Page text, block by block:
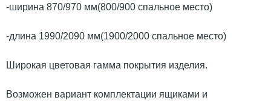
-ширина 870/970 мм(800/900 спальное место)
-длина 1990/2090 мм(1900/2000 спальное место)
Широкая цветовая гамма покрытия изделия.
Возможен вариант комплектации ящиками и